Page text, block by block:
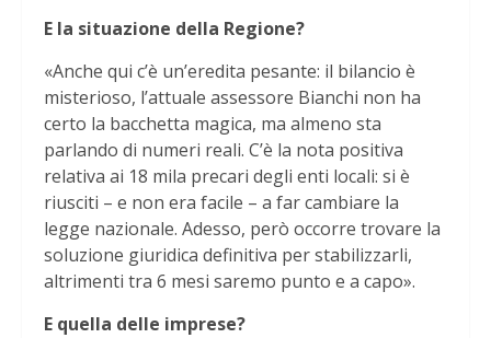
E la situazione della Regione?
«Anche qui c’è un’eredita pesante: il bilancio è
misterioso, l’attuale assessore Bianchi non ha
certo la bacchetta magica, ma almeno sta
parlando di numeri reali. C’è la nota positiva
relativa ai 18 mila precari degli enti locali: si è
riusciti – e non era facile – a far cambiare la
legge nazionale. Adesso, però occorre trovare la
soluzione giuridica definitiva per stabilizzarli,
altrimenti tra 6 mesi saremo punto e a capo».
E quella delle imprese?